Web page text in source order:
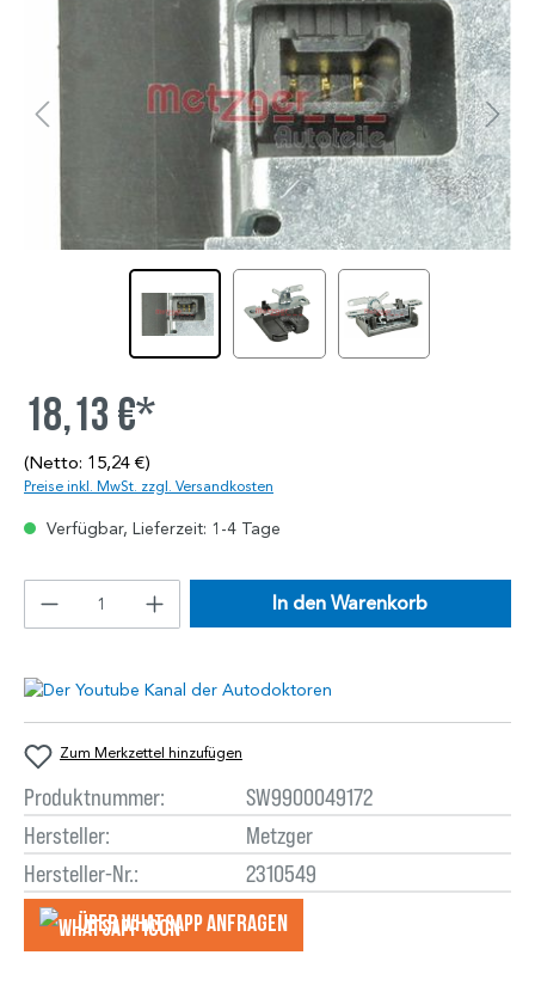
18,13 €*
(Netto: 15,24 €)
Preise inkl. MwSt. zzgl. Versandkosten
Verfügbar, Lieferzeit: 1-4 Tage
In den Warenkorb
Zum Merkzettel hinzufügen
Produktnummer:
SW9900049172
Hersteller:
Metzger
Hersteller-Nr.:
2310549
Über WhatsApp anfragеn